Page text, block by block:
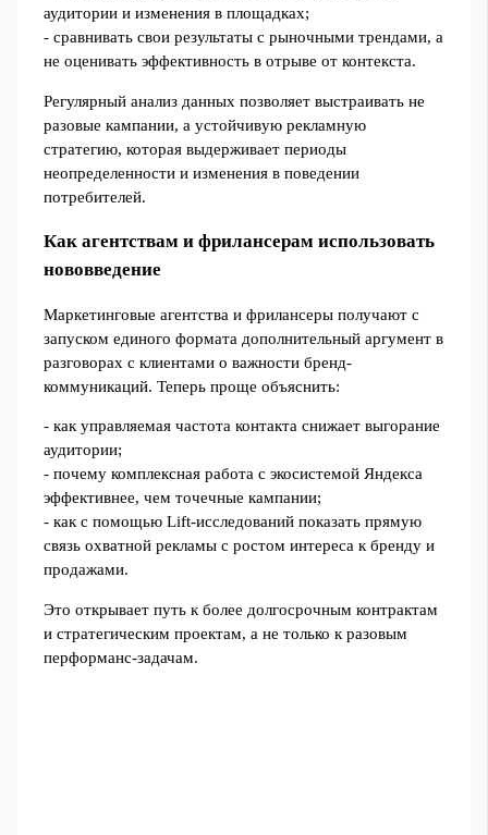
аудитории и изменения в площадках;
- сравнивать свои результаты с рыночными трендами, а
не оценивать эффективность в отрыве от контекста.
Регулярный анализ данных позволяет выстраивать не
разовые кампании, а устойчивую рекламную
стратегию, которая выдерживает периоды
неопределенности и изменения в поведении
потребителей.
Как агентствам и фрилансерам использовать
нововведение
Маркетинговые агентства и фрилансеры получают с
запуском единого формата дополнительный аргумент в
разговорах с клиентами о важности бренд-
коммуникаций. Теперь проще объяснить:
- как управляемая частота контакта снижает выгорание
аудитории;
- почему комплексная работа с экосистемой Яндекса
эффективнее, чем точечные кампании;
- как с помощью Lift-исследований показать прямую
связь охватной рекламы с ростом интереса к бренду и
продажами.
Это открывает путь к более долгосрочным контрактам
и стратегическим проектам, а не только к разовым
перформанс-задачам.